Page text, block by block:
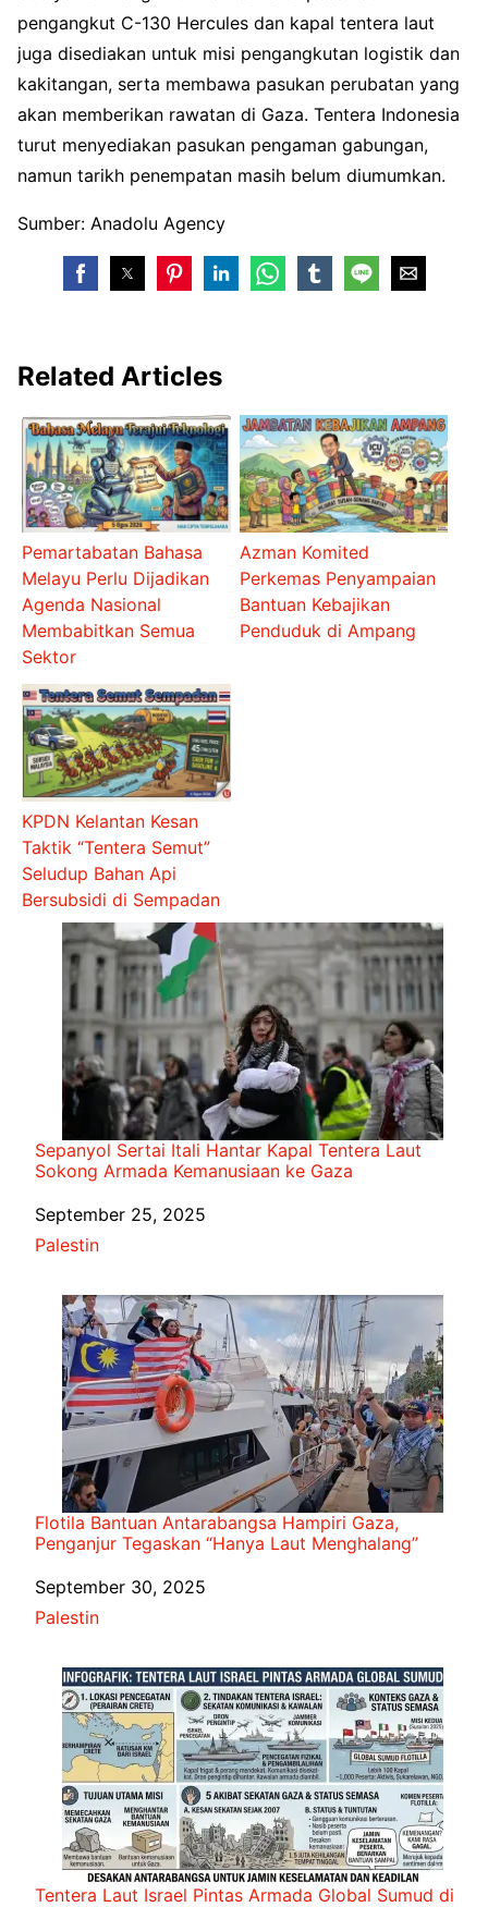
pengangkut C-130 Hercules dan kapal tentera laut
juga disediakan untuk misi pengangkutan logistik dan
kakitangan, serta membawa pasukan perubatan yang
akan memberikan rawatan di Gaza. Tentera Indonesia
turut menyediakan pasukan pengaman gabungan,
namun tarikh penempatan masih belum diumumkan.
Sumber: Anadolu Agency
Related Articles
Pemartabatan Bahasa
Melayu Perlu Dijadikan
Agenda Nasional
Membabitkan Semua
Sektor
Azman Komited
Perkemas Penyampaian
Bantuan Kebajikan
Penduduk di Ampang
KPDN Kelantan Kesan
Taktik “Tentera Semut”
Seludup Bahan Api
Bersubsidi di Sempadan
Sepanyol Sertai Itali Hantar Kapal Tentera Laut
Sokong Armada Kemanusiaan ke Gaza
Date
September 25, 2025
In relation to
Palestin
Flotila Bantuan Antarabangsa Hampiri Gaza,
Penganjur Tegaskan “Hanya Laut Menghalang”
Date
September 30, 2025
In relation to
Palestin
Tentera Laut Israel Pintas Armada Global Sumud di